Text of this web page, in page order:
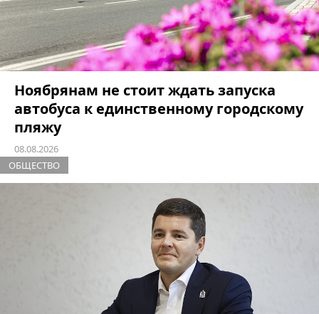
Ноябрянам не стоит ждать запуска
автобуса к единственному городскому
пляжу
08.08.2026
ОБЩЕСТВО